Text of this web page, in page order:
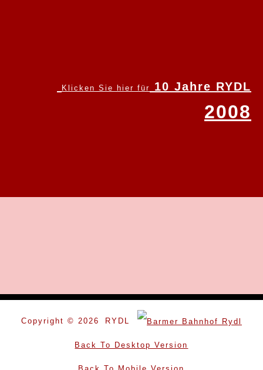
Klicken Sie hier für 10 Jahre RYDL
2008
Copyright © 2026
Back To Desktop Version